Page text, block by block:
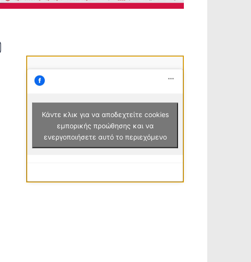
Κάντε κλικ για να αποδεχτείτε cookies
εμπορικής προώθησης και να
ενεργοποιήσετε αυτό το περιεχόμενο